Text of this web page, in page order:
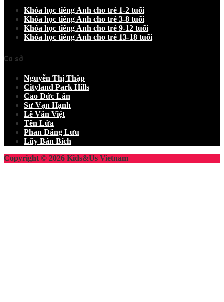
Khóa học tiếng Anh cho trẻ 1-2 tuổi
Khóa học tiếng Anh cho trẻ 3-8 tuổi
Khóa học tiếng Anh cho trẻ 9-12 tuổi
Khóa học tiếng Anh cho trẻ 13-18 tuổi
Cơ sở
Nguyễn Thị Thập
Cityland Park Hills
Cao Đức Lân
Sư Vạn Hạnh
Lê Văn Việt
Tên Lửa
Phan Đăng Lưu
Lũy Bán Bích
Copyright © 2026 Kids&Us Vietnam